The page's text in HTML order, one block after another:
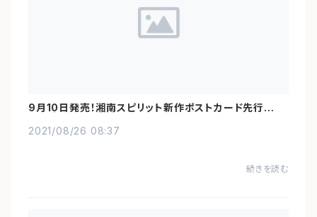
9月10日発売！湘南スピリット新作ポストカード先行予約
2021/08/26 08:37
続きを読む